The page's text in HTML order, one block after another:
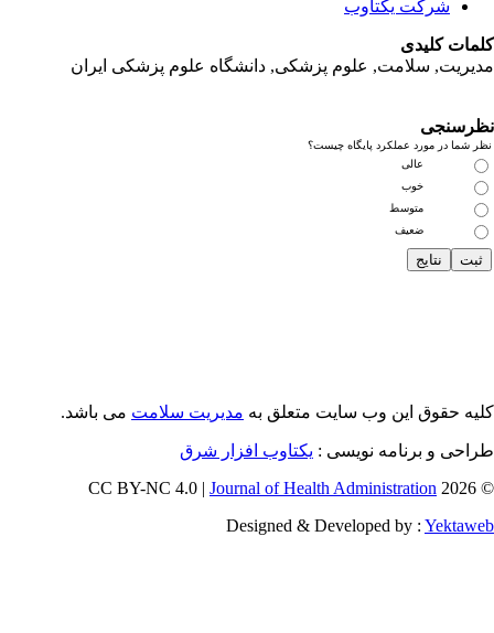
شرکت یکتاوب
کلیدی
سلامت, علوم پزشکی, دانشگاه علوم پزشکی ایران
شما در مورد عملکرد پایگاه چیست؟
عالی
خوب
متوسط
ضعیف
حقوق این وب سایت متعلق بهمدیریت سلامتمی باشد.
و برنامه نویسی : یکتاوب افزار شرق
©
Journal of Health Administration
Designed & Developed by :